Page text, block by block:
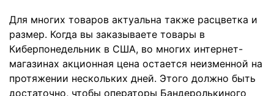
Для многих товаров актуальна также расцветка и
размер. Когда вы заказываете товары в
Киберпонедельник в США, во многих интернет-
магазинах акционная цена остается неизменной на
протяжении нескольких дней. Этого должно быть
достаточно, чтобы операторы Бандеролькиного